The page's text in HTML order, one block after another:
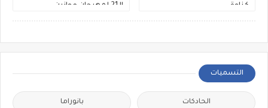
كناوة
الـ21 لمهرجان موازين
التسميات
الحادكات بانوراما